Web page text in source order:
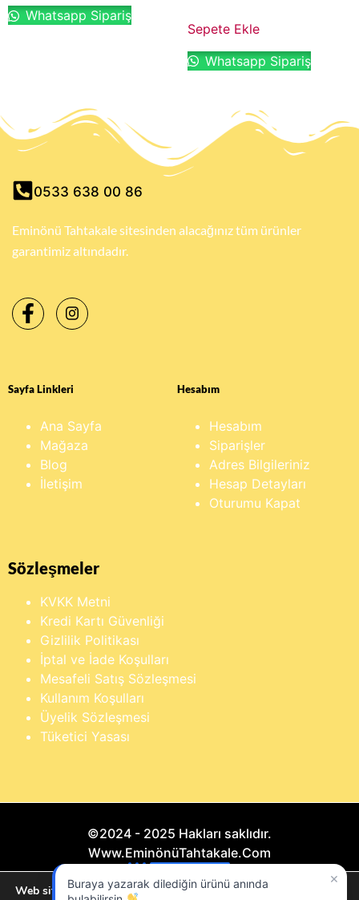
Whatsapp Sipariş
Sepete Ekle
Whatsapp Sipariş
0533 638 00 86
Eminönü Tahtakale sitesinden alacağınız tüm ürünler
garantimiz altındadır.
Sayfa Linkleri
Ana Sayfa
Mağaza
Blog
İletişim
Hesabım
Hesabım
Siparişler
Adres Bilgileriniz
Hesap Detayları
Oturumu Kapat
Sözleşmeler
KVKK Metni
Kredi Kartı Güvenliği
Gizlilik Politikası
İptal ve İade Koşulları
Mesafeli Satış Sözleşmesi
Kullanım Koşulları
Üyelik Sözleşmesi
Tüketici Yasası
©2024 - 2025 Hakları saklıdır.
Www.EminönüTahtakale.Com
Bu website "Sosyal Megapixel" projesidir.
×
Buraya yazarak dilediğin ürünü anında
Web sitemizde size en iyi deneyimi sunmak için çerezleri